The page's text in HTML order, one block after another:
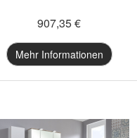
907,35 €
Mehr Informationen